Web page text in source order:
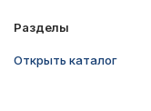
Разделы
Открыть каталог